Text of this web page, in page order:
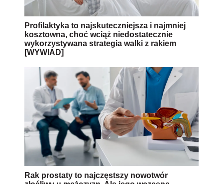
Profilaktyka to najskuteczniejsza i najmniej
kosztowna, choć wciąż niedostatecznie
wykorzystywana strategia walki z rakiem
[WYWIAD]
Rak prostaty to najczęstszy nowotwór